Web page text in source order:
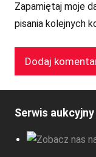
Zapamiętaj moje
pisania kolejnych
Serwis aukcyjny